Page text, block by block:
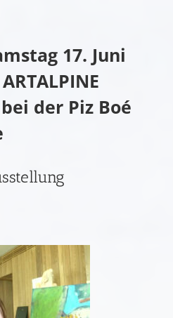
17. Juni
der Piz Boé